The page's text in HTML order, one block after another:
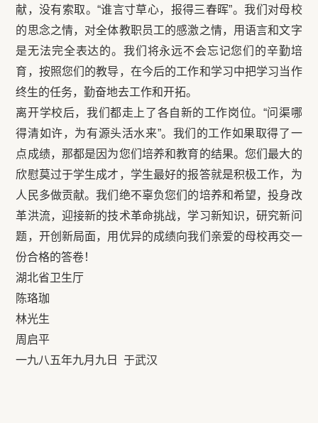
献，没有索取。“谁言寸草心，报得三春晖”。我们对母校
的思念之情，对全体教职员工的感激之情，用语言和文字
是无法完全表达的。我们将永远不会忘记您们的辛勤培
育，按照您们的教导，在今后的工作和学习中把学习当作
终生的任务，勤奋地去工作和开拓。
离开学校后，我们都走上了各自新的工作岗位。“问渠哪
得清如许，为有源头活水来”。我们的工作如果取得了一
点成绩，那都是因为您们培养和教育的结果。您们最大的
欣慰莫过于学生成才，学生最好的报答就是积极工作，为
人民多做贡献。我们绝不辜负您们的培养和希望，投身改
革洪流，迎接新的技术革命挑战，学习新知识，研究新问
题，开创新局面，用优异的成绩向我们亲爱的母校再交一
份合格的答卷！
湖北省卫生厅
陈珞珈
林光生
周启平
一九八五年九月九日 于武汉